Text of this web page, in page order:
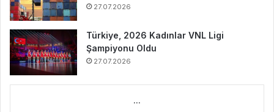
27.07.2026
Türkiye, 2026 Kadınlar VNL Ligi
Şampiyonu Oldu
27.07.2026
...